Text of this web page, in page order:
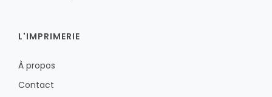
L'IMPRIMERIE
À propos
Contact